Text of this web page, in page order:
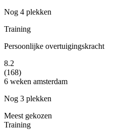
Nog 4 plekken
Training
Persoonlijke overtuigingskracht
8.2
(168)
6 weken amsterdam
Nog 3 plekken
Meest gekozen
Training